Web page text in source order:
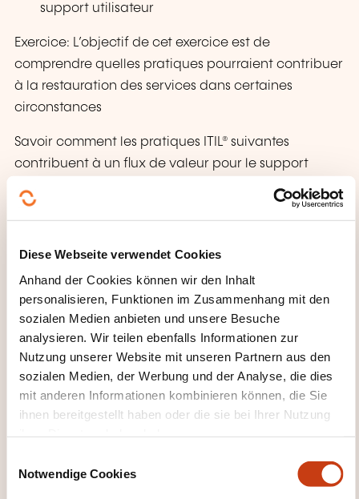
Diese Webseite verwendet Cookies
Anhand der Cookies können wir den Inhalt
personalisieren, Funktionen im Zusammenhang mit den
sozialen Medien anbieten und unsere Besuche
analysieren. Wir teilen ebenfalls Informationen zur
Nutzung unserer Website mit unseren Partnern aus den
sozialen Medien, der Werbung und der Analyse, die dies
mit anderen Informationen kombinieren können, die Sie
ihnen bereitgestellt haben oder die sie bei Ihrer Nutzung
Notwendige Cookies
support utilisateur
Exercice: L’objectif de cet exercice est de
comprendre quelles pratiques pourraient contribuer
à la restauration des services dans certaines
circonstances
Savoir comment les pratiques ITIL® suivantes
contribuent à un flux de valeur pour le support
Service desk
Gestion des connaissances
Gestion des niveaux de service
Surveillance et gestion des événements
Savoir comment coordonner, hiérarchiser et
structurer le travail et les activités pour délivrer
Gestion des files d'attente et des backlogs
Comprendre l’utilisation et la valeur via le